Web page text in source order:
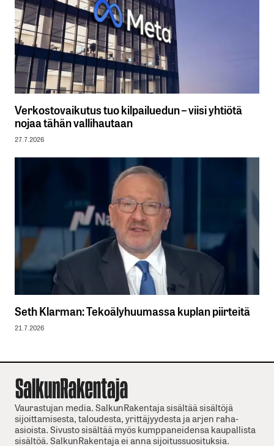
Verkostovaikutus tuo kilpailuedun – viisi yhtiötä
nojaa tähän vallihautaan
27.7.2026
Seth Klarman: Tekoälyhuumassa kuplan piirteitä
21.7.2026
Vaurastujan media. SalkunRakentaja sisältää sisältöjä
sijoittamisesta, taloudesta, yrittäjyydesta ja arjen raha-
asioista. Sivusto sisältää myös kumppaneidensa kaupallista
sisältöä. SalkunRakentaja ei anna sijoitussuosituksia.